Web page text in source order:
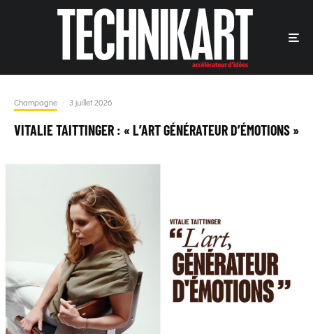
Champagne · 3 juillet 2026
VITALIE TAITTINGER : « L’ART GÉNÉRATEUR D’ÉMOTIONS »